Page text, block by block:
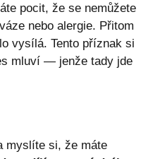
pocit, že se nemůžete
nebo alergie. Přitom
vysílá. Tento příznak si
mluví — jenže tady jde
myslíte si, že máte